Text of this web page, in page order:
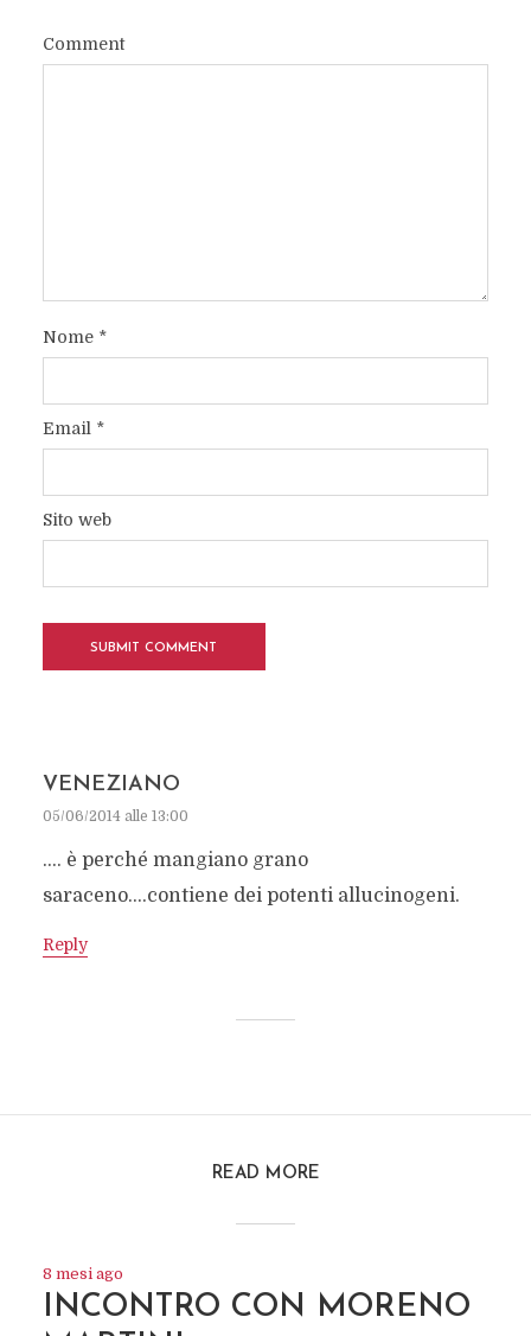
Comment
Nome *
Email *
Sito web
VENEZIANO
05/06/2014 alle 13:00
…. è perché mangiano grano
saraceno….contiene dei potenti allucinogeni.
Reply
READ MORE
8 mesi ago
INCONTRO CON MORENO